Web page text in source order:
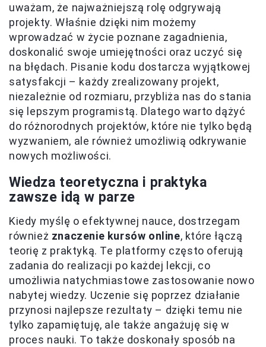
uważam, że najważniejszą rolę odgrywają
projekty. Właśnie dzięki nim możemy
wprowadzać w życie poznane zagadnienia,
doskonalić swoje umiejętności oraz uczyć się
na błędach. Pisanie kodu dostarcza wyjątkowej
satysfakcji – każdy zrealizowany projekt,
niezależnie od rozmiaru, przybliża nas do stania
się lepszym programistą. Dlatego warto dążyć
do różnorodnych projektów, które nie tylko będą
wyzwaniem, ale również umożliwią odkrywanie
nowych możliwości.
Wiedza teoretyczna i praktyka
zawsze idą w parze
Kiedy myślę o efektywnej nauce, dostrzegam
również znaczenie kursów online, które łączą
teorię z praktyką. Te platformy często oferują
zadania do realizacji po każdej lekcji, co
umożliwia natychmiastowe zastosowanie nowo
nabytej wiedzy. Uczenie się poprzez działanie
przynosi najlepsze rezultaty – dzięki temu nie
tylko zapamiętuję, ale także angażuję się w
proces nauki. To także doskonały sposób na